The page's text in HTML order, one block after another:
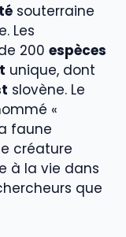
souterraine
Les
200 espèces
unique, dont
slovène. Le
«
faune
créature
à la vie dans
que